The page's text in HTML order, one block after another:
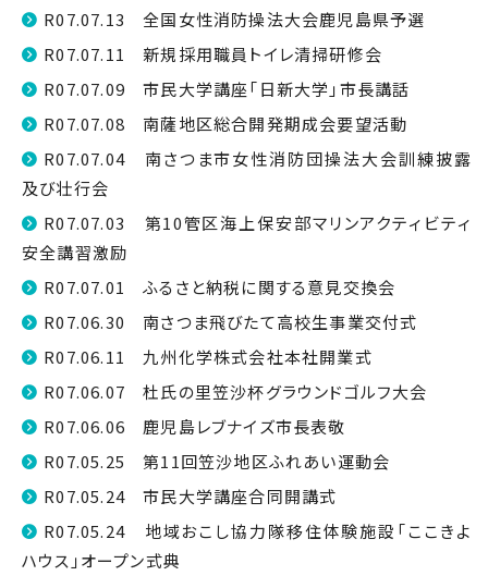
R07.07.13 全国女性消防操法大会鹿児島県予選
R07.07.11 新規採用職員トイレ清掃研修会
R07.07.09 市民大学講座「日新大学」市長講話
R07.07.08 南薩地区総合開発期成会要望活動
R07.07.04 南さつま市女性消防団操法大会訓練披露
及び壮行会
R07.07.03 第10管区海上保安部マリンアクティビティ
安全講習激励
R07.07.01 ふるさと納税に関する意見交換会
R07.06.30 南さつま飛びたて高校生事業交付式
R07.06.11 九州化学株式会社本社開業式
R07.06.07 杜氏の里笠沙杯グラウンドゴルフ大会
R07.06.06 鹿児島レブナイズ市長表敬
R07.05.25 第11回笠沙地区ふれあい運動会
R07.05.24 市民大学講座合同開講式
R07.05.24 地域おこし協力隊移住体験施設「ここきよ
ハウス」オープン式典